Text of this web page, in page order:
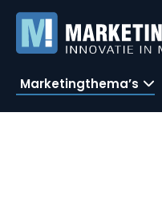
Marketingthema’s